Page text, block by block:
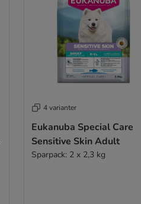
4 varianter
Eukanuba Special Care
Sensitive Skin Adult
Sparpack: 2 x 2,3 kg